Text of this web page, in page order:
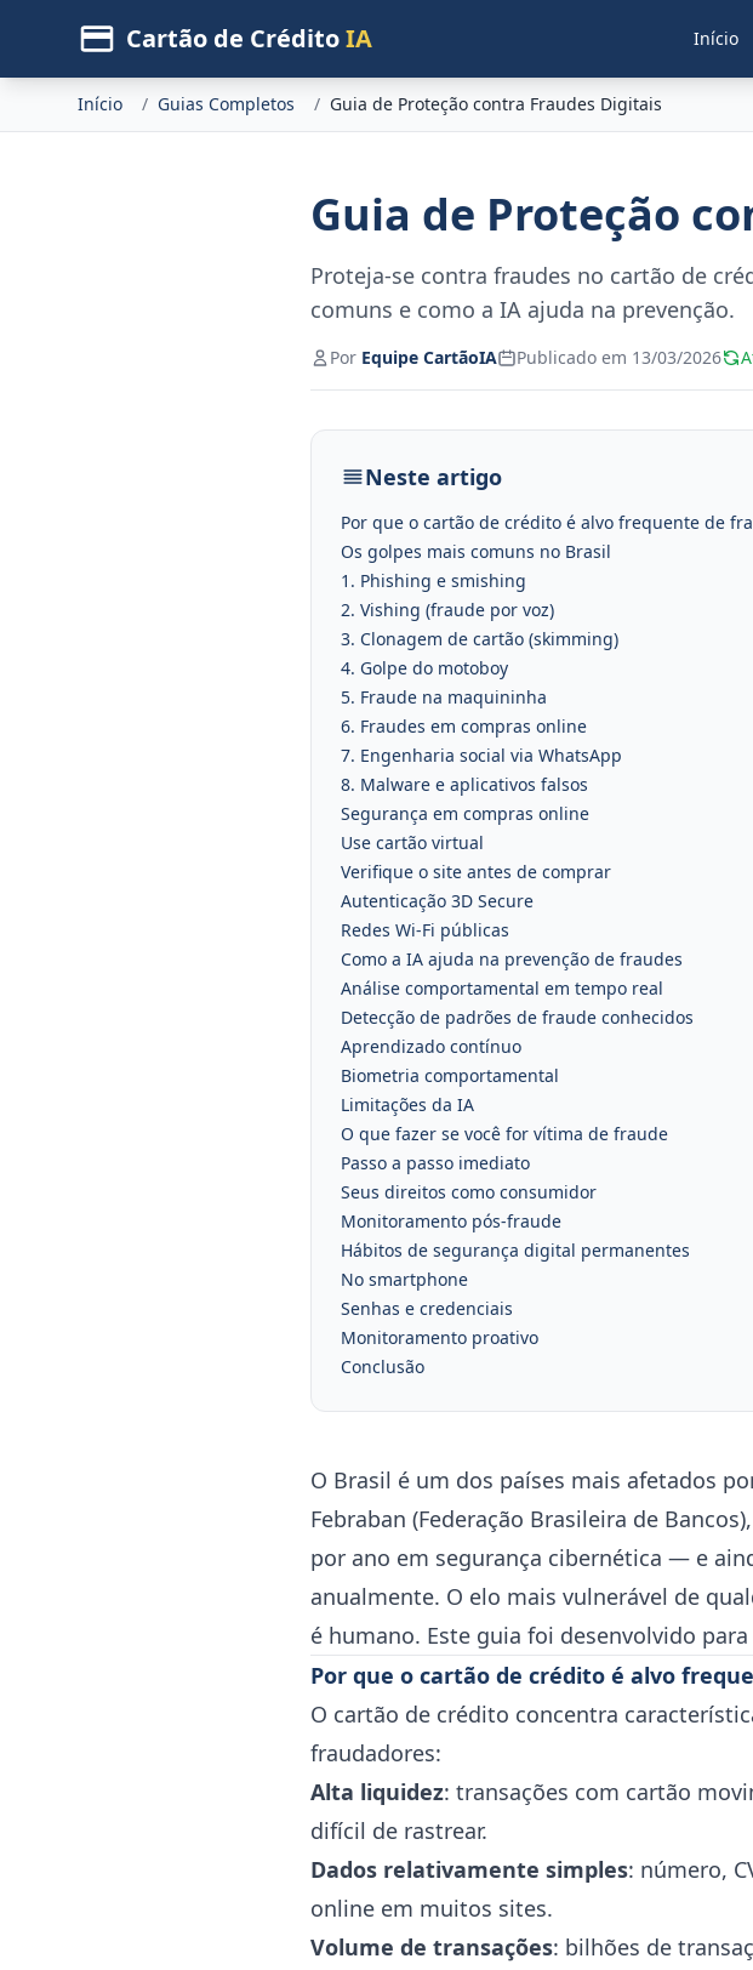
Cartão de CréditoIA Início
Início / Guias Completos / Guia de Proteção contra Fraudes Digitais
Guia de Proteção
Proteja-se contra fraudes no cartão de
comuns e como a IA ajuda na prevenção.
Por Equipe CartãoIA Publicado em 13/03/2026
Neste artigo
Por que o cartão de crédito é alvo frequente de
Os golpes mais comuns no Brasil
1. Phishing e smishing
2. Vishing (fraude por voz)
3. Clonagem de cartão (skimming)
4. Golpe do motoboy
5. Fraude na maquininha
6. Fraudes em compras online
7. Engenharia social via WhatsApp
8. Malware e aplicativos falsos
Segurança em compras online
Use cartão virtual
Verifique o site antes de comprar
Autenticação 3D Secure
Redes Wi-Fi públicas
Como a IA ajuda na prevenção de fraudes
Análise comportamental em tempo real
Detecção de padrões de fraude conhecidos
Aprendizado contínuo
Biometria comportamental
Limitações da IA
O que fazer se você for vítima de fraude
Passo a passo imediato
Seus direitos como consumidor
Monitoramento pós-fraude
Hábitos de segurança digital permanentes
No smartphone
Senhas e credenciais
Monitoramento proativo
Conclusão
O Brasil é um dos países mais afetados
Febraban (Federação Brasileira de
por ano em segurança cibernética — e
anualmente. O elo mais vulnerável de
é humano. Este guia foi desenvolvido
Por que o cartão de crédito é alvo
O cartão de crédito concentra
fraudadores:
Alta liquidez: transações com cartão
difícil de rastrear.
Dados relativamente simples: número,
online em muitos sites.
Volume de transações: bilhões de